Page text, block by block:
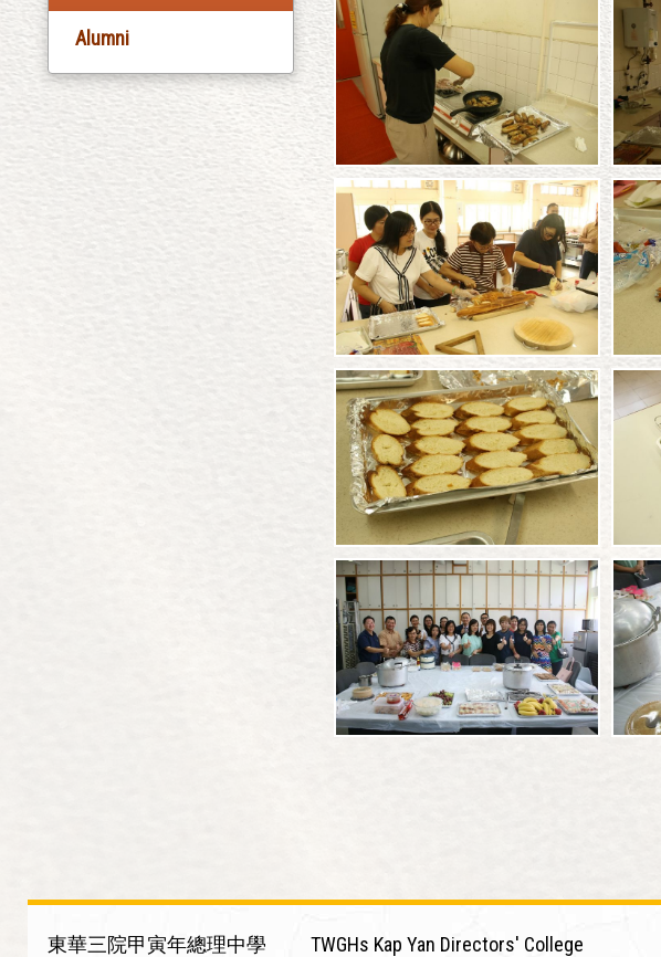
Alumni
東華三院甲寅年總理中學 TWGHs Kap Yan Directors' College